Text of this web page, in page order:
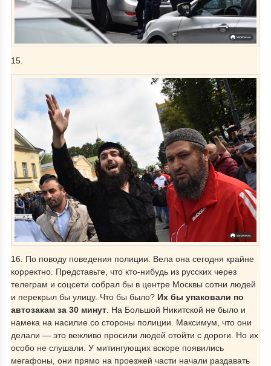
15.
16. По поводу поведения полиции. Вела она сегодня крайне
корректно. Представьте, что кто-нибудь из русских через
телеграм и соцсети собрал бы в центре Москвы сотни людей
и перекрыл бы улицу. Что бы было? Их бы упаковали по
автозакам за 30 минут. На Большой Никитской не было и
намека на насилие со стороны полиции. Максимум, что они
делали — это вежливо просили людей отойти с дороги. Но их
особо не слушали. У митингующих вскоре появились
мегафоны, они прямо на проезжей части начали раздавать